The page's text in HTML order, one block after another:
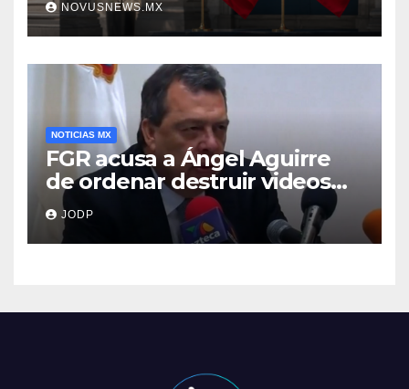
NOVUSNEWS.MX
NOTICIAS MX
FGR acusa a Ángel Aguirre
de ordenar destruir videos
clave del caso Ayotzinapa
JODP